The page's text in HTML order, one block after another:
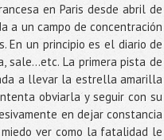
en Paris desde abril de
a un campo de concentración
En un principio es el diario de
sale...etc. La primera pista de
a llevar la estrella amarilla
obviarla y seguir con su
en dejar constancia
ver como la fatalidad le